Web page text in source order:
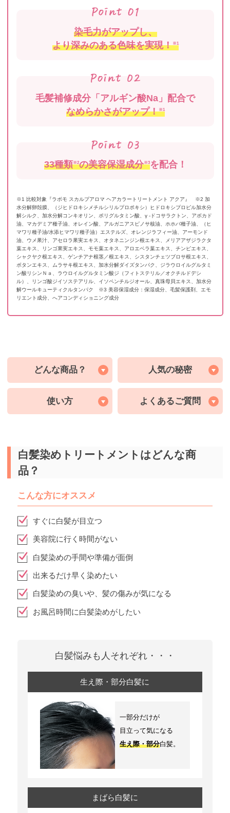
染毛力がアップし、
より深みのある色味を実現！※1
毛髪補修成分「アルギン酸Na」配合で
なめらかさがアップ！※1
33種類※2の美容保湿成分※3を配合！
※1 比較対象『ラボモ スカルプアロマ ヘアカラートリートメント アクア』 ※2 加
水分解卵殻膜、（ジヒドロキシメチルシリルプロポキシ）ヒドロキシプロピル加水分
解シルク、加水分解コンキオリン、ポリグルタミン酸、γ -ドコサラクトン、アボカド
油、マカデミア種子油、オレイン酸、アルガニアスピノサ核油、ホホバ種子油、（ヒ
マワリ種子油/水添ヒマワリ種子油）エステルズ、オレンジラフィー油、アーモンド
油、ウメ果汁、アセロラ果実エキス、オタネニンジン根エキス、メリアアザジラクタ
葉エキス、リンゴ果実エキス、モモ葉エキス、アロエベラ葉エキス、チンピエキス、
シャクヤク根エキス、ゲンチアナ根茎／根エキス、シスタンチェツブロサ根エキス、
ボタンエキス、ムラサキ根エキス、加水分解ダイズタンパク、ジラウロイルグルタミ
ン酸リシンＮａ、ラウロイルグルタミン酸ジ（フィトステリル／オクチルドデシ
ル）、リンゴ酸ジイソステアリル、イソペンチルジオール、真珠母貝エキス、加水分
解ウールキューティクルタンパク ※3 美容保湿成分：保湿成分、毛髪保護剤、エモ
リエント成分、へアコンディショニング成分
どんな商品？ 人気の秘密
使い方 よくあるご質問
白髪染めトリートメントはどんな商
品？
こんな方にオススメ
すぐに白髪が目立つ
美容院に行く時間がない
白髪染めの手間や準備が面倒
出来るだけ早く染めたい
白髪染めの臭いや、髪の傷みが気になる
お風呂時間に白髪染めがしたい
⽩髪悩みも⼈それぞれ・・・
生え際・部分白髪に
一部分だけが
目立って気になる
生え際・部分白髪。
まばら白髪に